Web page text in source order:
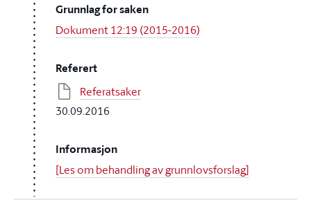
Grunnlag for saken
Dokument 12:19 (2015-2016)
Referert
Referatsaker
30.09.2016
Informasjon
[Les om behandling av grunnlovsforslag]